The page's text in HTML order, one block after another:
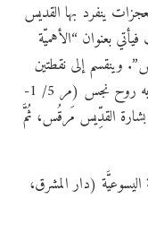
ينفرد بها القديس
بعنوان “الأهميّة
وينقسم إلى نقطتين
أساسيتين: أولاً، تحليل روائيّ لمعجزة شفاء إنسان به روح نجس (مر 5/ 1-
بشارة القدِّيس مَرقُس، ثُمَّ
(دار المشرق،